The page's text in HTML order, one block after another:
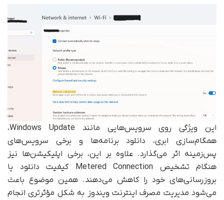
این ویژگی روی سرویس‌هایی مانند Windows Update،
همگام‌سازی ابری، دانلود برنامه‌ها و برخی سرویس‌های
پس‌زمینه اثر می‌گذارد. علاوه بر این، برخی اپلیکیشن‌ها نیز
هنگام تشخیص Metered Connection کیفیت دانلود یا
بروزرسانی‌های خود را کاهش می‌دهند. همین موضوع باعث
می‌شود مدیریت مصرف اینترنت ویندوز به شکل مؤثرتری انجام